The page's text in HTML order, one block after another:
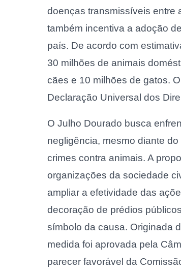
doenças transmissíveis entre
também incentiva a adoção
país. De acordo com
30 milhões de animais
cães e 10 milhões de gatos.
Declaração Universal dos
O Julho Dourado busca
negligência, mesmo diante
crimes contra animais. A
organizações da sociedade
ampliar a efetividade das
decoração de prédios
símbolo da causa. Originada
medida foi aprovada pela
parecer favorável da